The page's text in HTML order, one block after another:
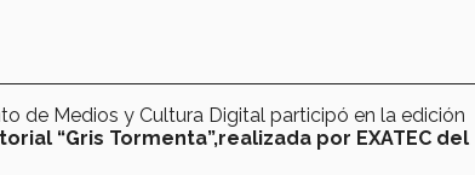
de Medios y Cultura Digital participó en la edición
“Gris Tormenta”,realizada por EXATEC del